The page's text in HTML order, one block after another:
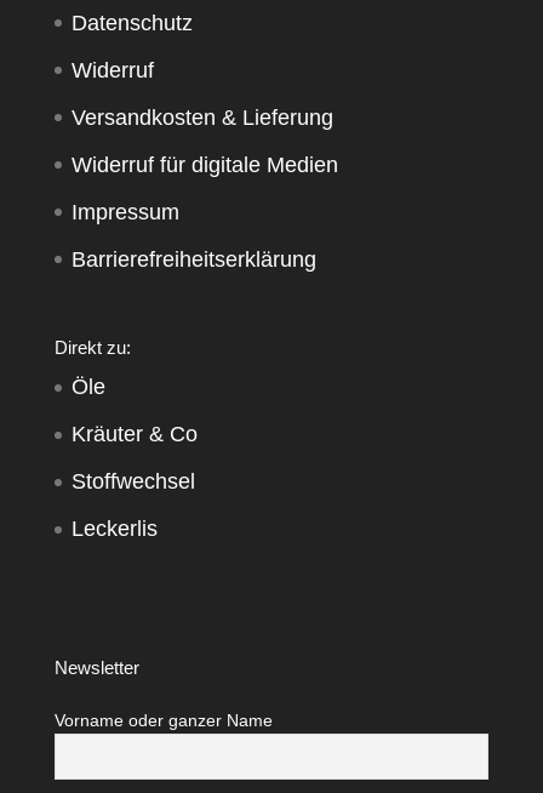
Datenschutz
Widerruf
Versandkosten & Lieferung
Widerruf für digitale Medien
Impressum
Barrierefreiheitserklärung
Direkt zu:
Öle
Kräuter & Co
Stoffwechsel
Leckerlis
Newsletter
Vorname oder ganzer Name